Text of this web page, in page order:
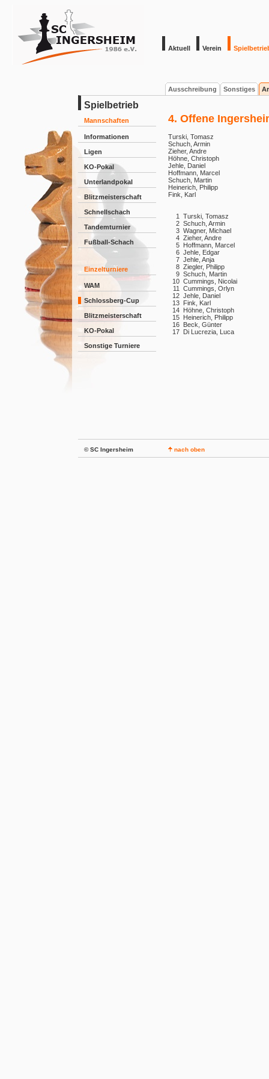
Aktuell Verein
Ausschreibung Sonstiges
Spielbetrieb
Mannschaften
Informationen
Ligen
KO-Pokal
Unterlandpokal
Blitzmeisterschaft
Schnellschach
Tandemturnier
Fußball-Schach
Einzelturniere
WAM
Schlossberg-Cup
Blitzmeisterschaft
KO-Pokal
Sonstige Turniere
4. Offene
Turski, Tomasz
Schuch, Armin
Zieher, Andre
Höhne, Christoph
Jehle, Daniel
Hoffmann, Marcel
Schuch, Martin
Heinerich, Philipp
Fink, Karl
1
Turski, Tomasz
2 Schuch, Armin
3 Wagner, Michael
4 Zieher, Andre
5 Hoffmann, Marcel
6 Jehle, Edgar
7 Jehle, Anja
8 Ziegler, Philipp
9 Schuch, Martin
10 Cummings, Nicolai
11
Cummings, Orlyn
12 Jehle, Daniel
13 Fink, Karl
14 Höhne, Christoph
15 Heinerich, Philipp
16 Beck, Günter
17 Di Lucrezia, Luca
© SC Ingersheim nach oben